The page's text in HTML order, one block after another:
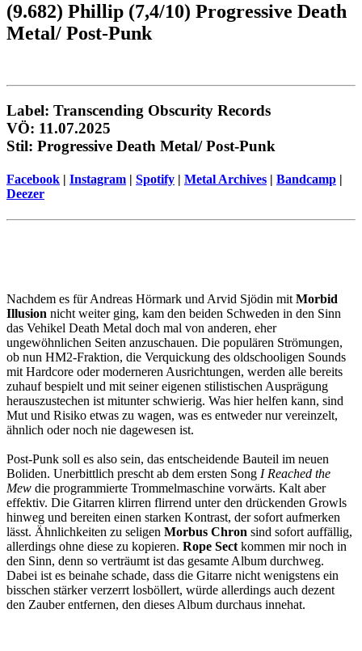
(9.682) Phillip (7,4/10) Progressive Death
Metal/ Post-Punk
Label: Transcending Obscurity Records
VÖ: 11.07.2025
Stil: Progressive Death Metal/ Post-Punk
Facebook | Instagram | Spotify | Metal Archives | Bandcamp |
Deezer
Nachdem es für Andreas Hörmark und Arvid Sjödin mit Morbid
Illusion nicht weiter ging, kam den beiden Schweden in den Sinn
das Vehikel Death Metal doch mal von anderen, eher
ungewöhnlichen Seiten anzuschauen. Die populären Strömungen,
ob nun HM2-Fraktion, die Verquickung des oldschooligen Sounds
mit Hardcore oder moderneren Ausrichtungen, werden alle bereits
zuhauf bespielt und mit seiner eigenen stilistischen Ausprägung
herauszustechen ist mitunter schwierig. Was hier helfen kann, sind
Mut und Risiko etwas zu wagen, was es entweder nur vereinzelt,
ähnlich oder noch nie dagewesen ist.
Post-Punk soll es also sein, das entscheidende Bauteil im neuen
Boliden. Unerbittlich prescht ab dem ersten Song I Reached the
Mew die programmierte Trommelmaschine vorwärts. Kalt aber
effektiv. Die Gitarren klirren flirrend unter den drückenden Growls
hinweg und bereiten einen starken Kontrast, der sofort aufmerken
lässt. Ähnlichkeiten zu seligen Morbus Chron sind sofort auffällig,
allerdings ohne diese zu kopieren. Rope Sect kommen mir noch in
den Sinn, denn so verträumt ist das gesamte Album durchweg.
Dabei ist es beinahe schade, dass die Gitarre nicht wenigstens ein
bisschen stärker verzerrt losböllert, würde allerdings auch dezent
den Zauber entfernen, den dieses Album durchaus innehat.